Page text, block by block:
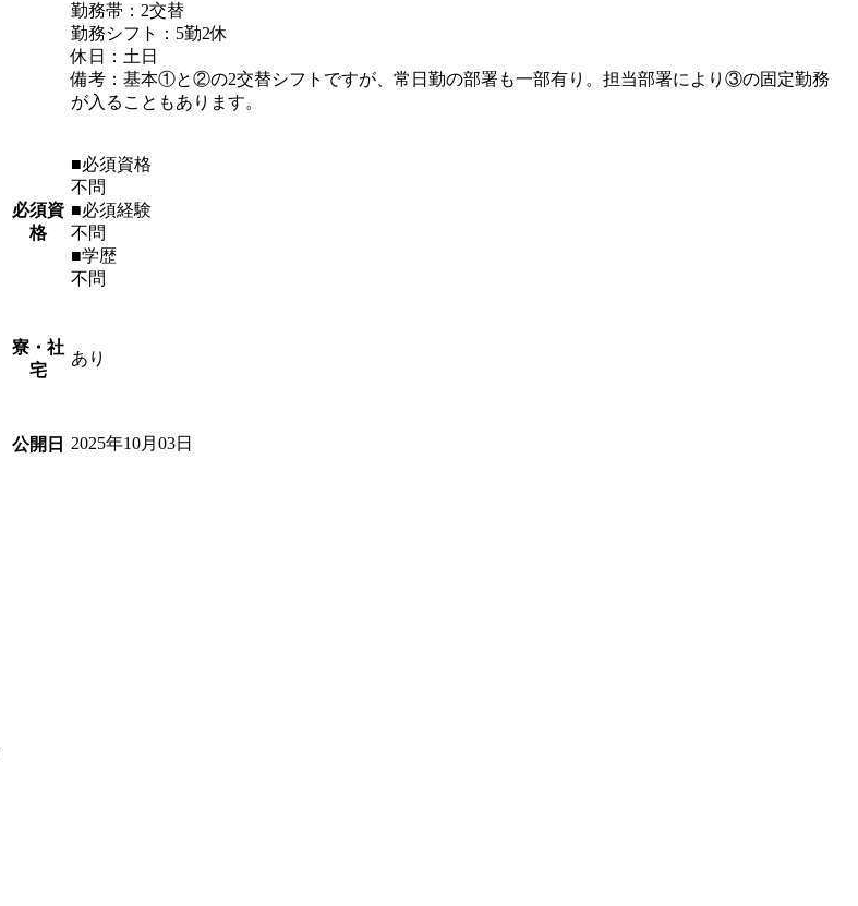
勤務帯：2交替
勤務シフト：5勤2休
休日：土日
備考：基本①と②の2交替シフトですが、常日勤の部署も一部有り。担当部署により③の固定勤務
が入ることもあります。
必須資
格
■必須資格
不問
■必須経験
不問
■学歴
不問
寮・社
宅
あり
公開日 2025年10月03日